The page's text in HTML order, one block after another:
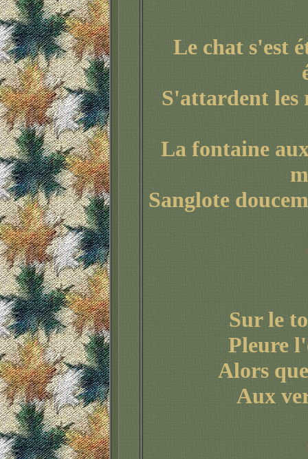
Le chat s'est
S'attardent les
La fontaine
Sanglote
Sur le
Pleure
Alors
Aux